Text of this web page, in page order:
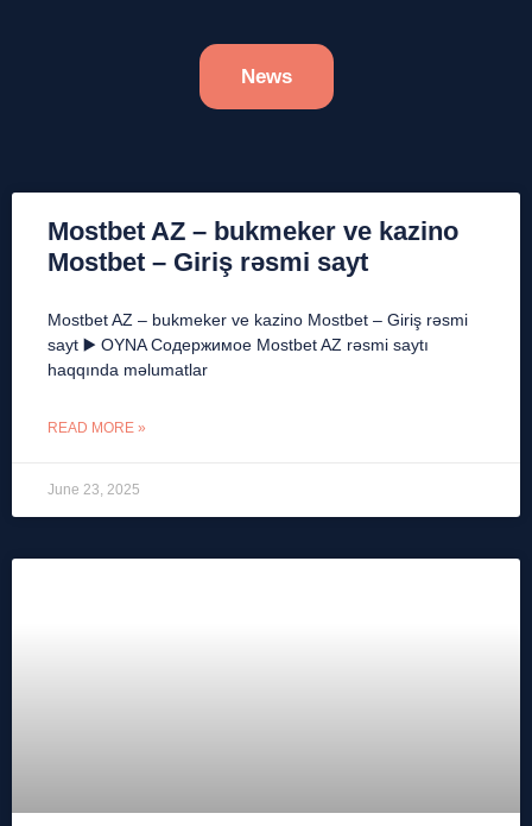
News
Mostbet AZ – bukmeker ve kazino
Mostbet – Giriş rəsmi sayt
Mostbet AZ – bukmeker ve kazino Mostbet – Giriş rəsmi
sayt ▶️ OYNA Содержимое Mostbet AZ rəsmi saytı
haqqında məlumatlar
READ MORE »
June 23, 2025